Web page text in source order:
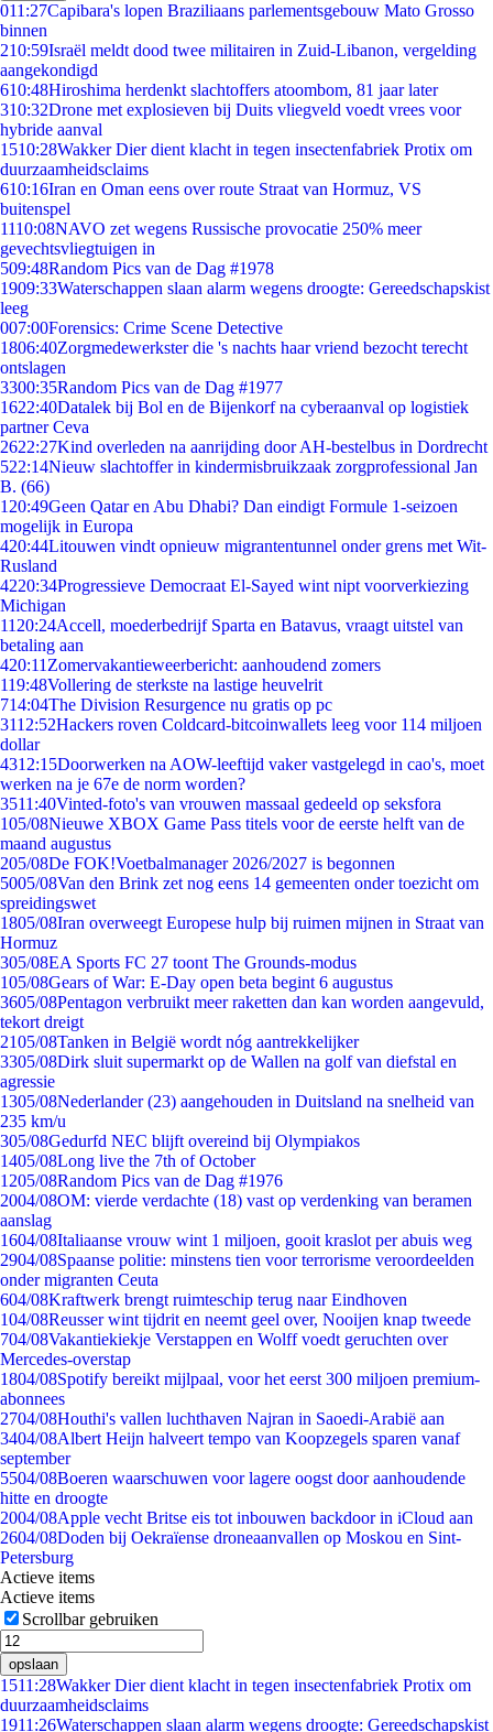
011:27Capibara's lopen Braziliaans parlementsgebouw Mato Grosso
binnen
210:59Israël meldt dood twee militairen in Zuid-Libanon, vergelding
aangekondigd
610:48Hiroshima herdenkt slachtoffers atoombom, 81 jaar later
310:32Drone met explosieven bij Duits vliegveld voedt vrees voor
hybride aanval
1510:28Wakker Dier dient klacht in tegen insectenfabriek Protix om
duurzaamheidsclaims
610:16Iran en Oman eens over route Straat van Hormuz, VS
buitenspel
1110:08NAVO zet wegens Russische provocatie 250% meer
gevechtsvliegtuigen in
509:48Random Pics van de Dag #1978
1909:33Waterschappen slaan alarm wegens droogte: Gereedschapskist
leeg
007:00Forensics: Crime Scene Detective
1806:40Zorgmedewerkster die 's nachts haar vriend bezocht terecht
ontslagen
3300:35Random Pics van de Dag #1977
1622:40Datalek bij Bol en de Bijenkorf na cyberaanval op logistiek
partner Ceva
2622:27Kind overleden na aanrijding door AH-bestelbus in Dordrecht
522:14Nieuw slachtoffer in kindermisbruikzaak zorgprofessional Jan
B. (66)
1 20:49Geen Qatar en Abu Dhabi? Dan eindigt Formule 1-seizoen
mogelijk in Europa
420:44Litouwen vindt opnieuw migrantentunnel onder grens met Wit-
Rusland
4220:34Progressieve Democraat El-Sayed wint nipt voorverkiezing
Michigan
11 20:24Accell, moederbedrijf Sparta en Batavus, vraagt uitstel van
betaling aan
420:11 Zomervakantieweerbericht: aanhoudend zomers
119:48Vollering de sterkste na lastige heuvelrit
714:04The Division Resurgence nu gratis op pc
3112:52Hackers roven Coldcard-bitcoinwallets leeg voor 114 miljoen
dollar
4312:15Doorwerken na AOW-leeftijd vaker vastgelegd in cao's, moet
werken na je 67e de norm worden?
3511:40Vinted-foto's van vrouwen massaal gedeeld op seksfora
105/08Nieuwe XBOX Game Pass titels voor de eerste helft van de
maand augustus
205/08De FOK!Voetbalmanager 2026/2027 is begonnen
5005/08Van den Brink zet nog eens 14 gemeenten onder toezicht om
spreidingswet
1805/08Iran overweegt Europese hulp bij ruimen mijnen in Straat van
Hormuz
305/08EA Sports FC 27 toont The Grounds-modus
105/08Gears of War: E-Day open beta begint 6 augustus
3605/08Pentagon verbruikt meer raketten dan kan worden aangevuld,
tekort dreigt
2105/08Tanken in België wordt nóg aantrekkelijker
3305/08Dirk sluit supermarkt op de Wallen na golf van diefstal en
agressie
1305/08Nederlander (23) aangehouden in Duitsland na snelheid van
235 km/u
305/08Gedurfd NEC blijft overeind bij Olympiakos
1405/08Long live the 7th of October
1205/08Random Pics van de Dag #1976
2004/08OM: vierde verdachte (18) vast op verdenking van beramen
aanslag
1604/08Italiaanse vrouw wint 1 miljoen, gooit kraslot per abuis weg
2904/08Spaanse politie: minstens tien voor terrorisme veroordeelden
onder migranten Ceuta
604/08Kraftwerk brengt ruimteschip terug naar Eindhoven
104/08Reusser wint tijdrit en neemt geel over, Nooijen knap tweede
704/08Vakantiekiekje Verstappen en Wolff voedt geruchten over
Mercedes-overstap
1804/08Spotify bereikt mijlpaal, voor het eerst 300 miljoen premium-
abonnees
2704/08Houthi's vallen luchthaven Najran in Saoedi-Arabië aan
3404/08Albert Heijn halveert tempo van Koopzegels sparen vanaf
september
5504/08Boeren waarschuwen voor lagere oogst door aanhoudende
hitte en droogte
2004/08Apple vecht Britse eis tot inbouwen backdoor in iCloud aan
2604/08Doden bij Oekraïense droneaanvallen op Moskou en Sint-
Petersburg
Actieve items
Actieve items
Scrollbar gebruiken
opslaan
1511:28Wakker Dier dient klacht in tegen insectenfabriek Protix om
duurzaamheidsclaims
1911:26Waterschappen slaan alarm wegens droogte: Gereedschapskist